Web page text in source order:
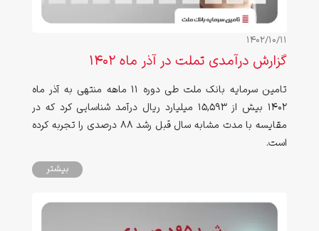
1402/10/11
گزارش درآمدی تملت در آذر ماه ۱۴۰۲
تامین سرمایه بانک ملت طی دوره ۱۱ ماهه منتهی به آذر ماه
۱۴۰۲ بیش از ۱۵,۵۹۳ میلیارد ریال درآمد شناسایی کرد که در
مقایسه با مدت مشابه سال قبل رشد ۸۸ درصدی را تجربه کرده
است.
بیشتر